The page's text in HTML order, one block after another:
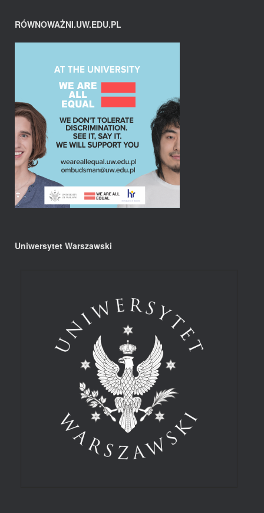
RÓWNOWAŻNI.UW.EDU.PL
Uniwersytet Warszawski